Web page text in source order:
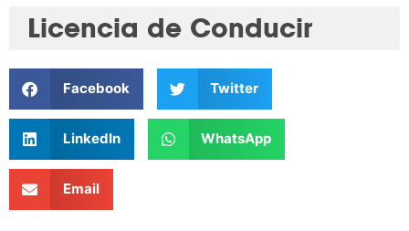
Licencia de Conducir
Facebook Twitter
LinkedIn WhatsApp
Email